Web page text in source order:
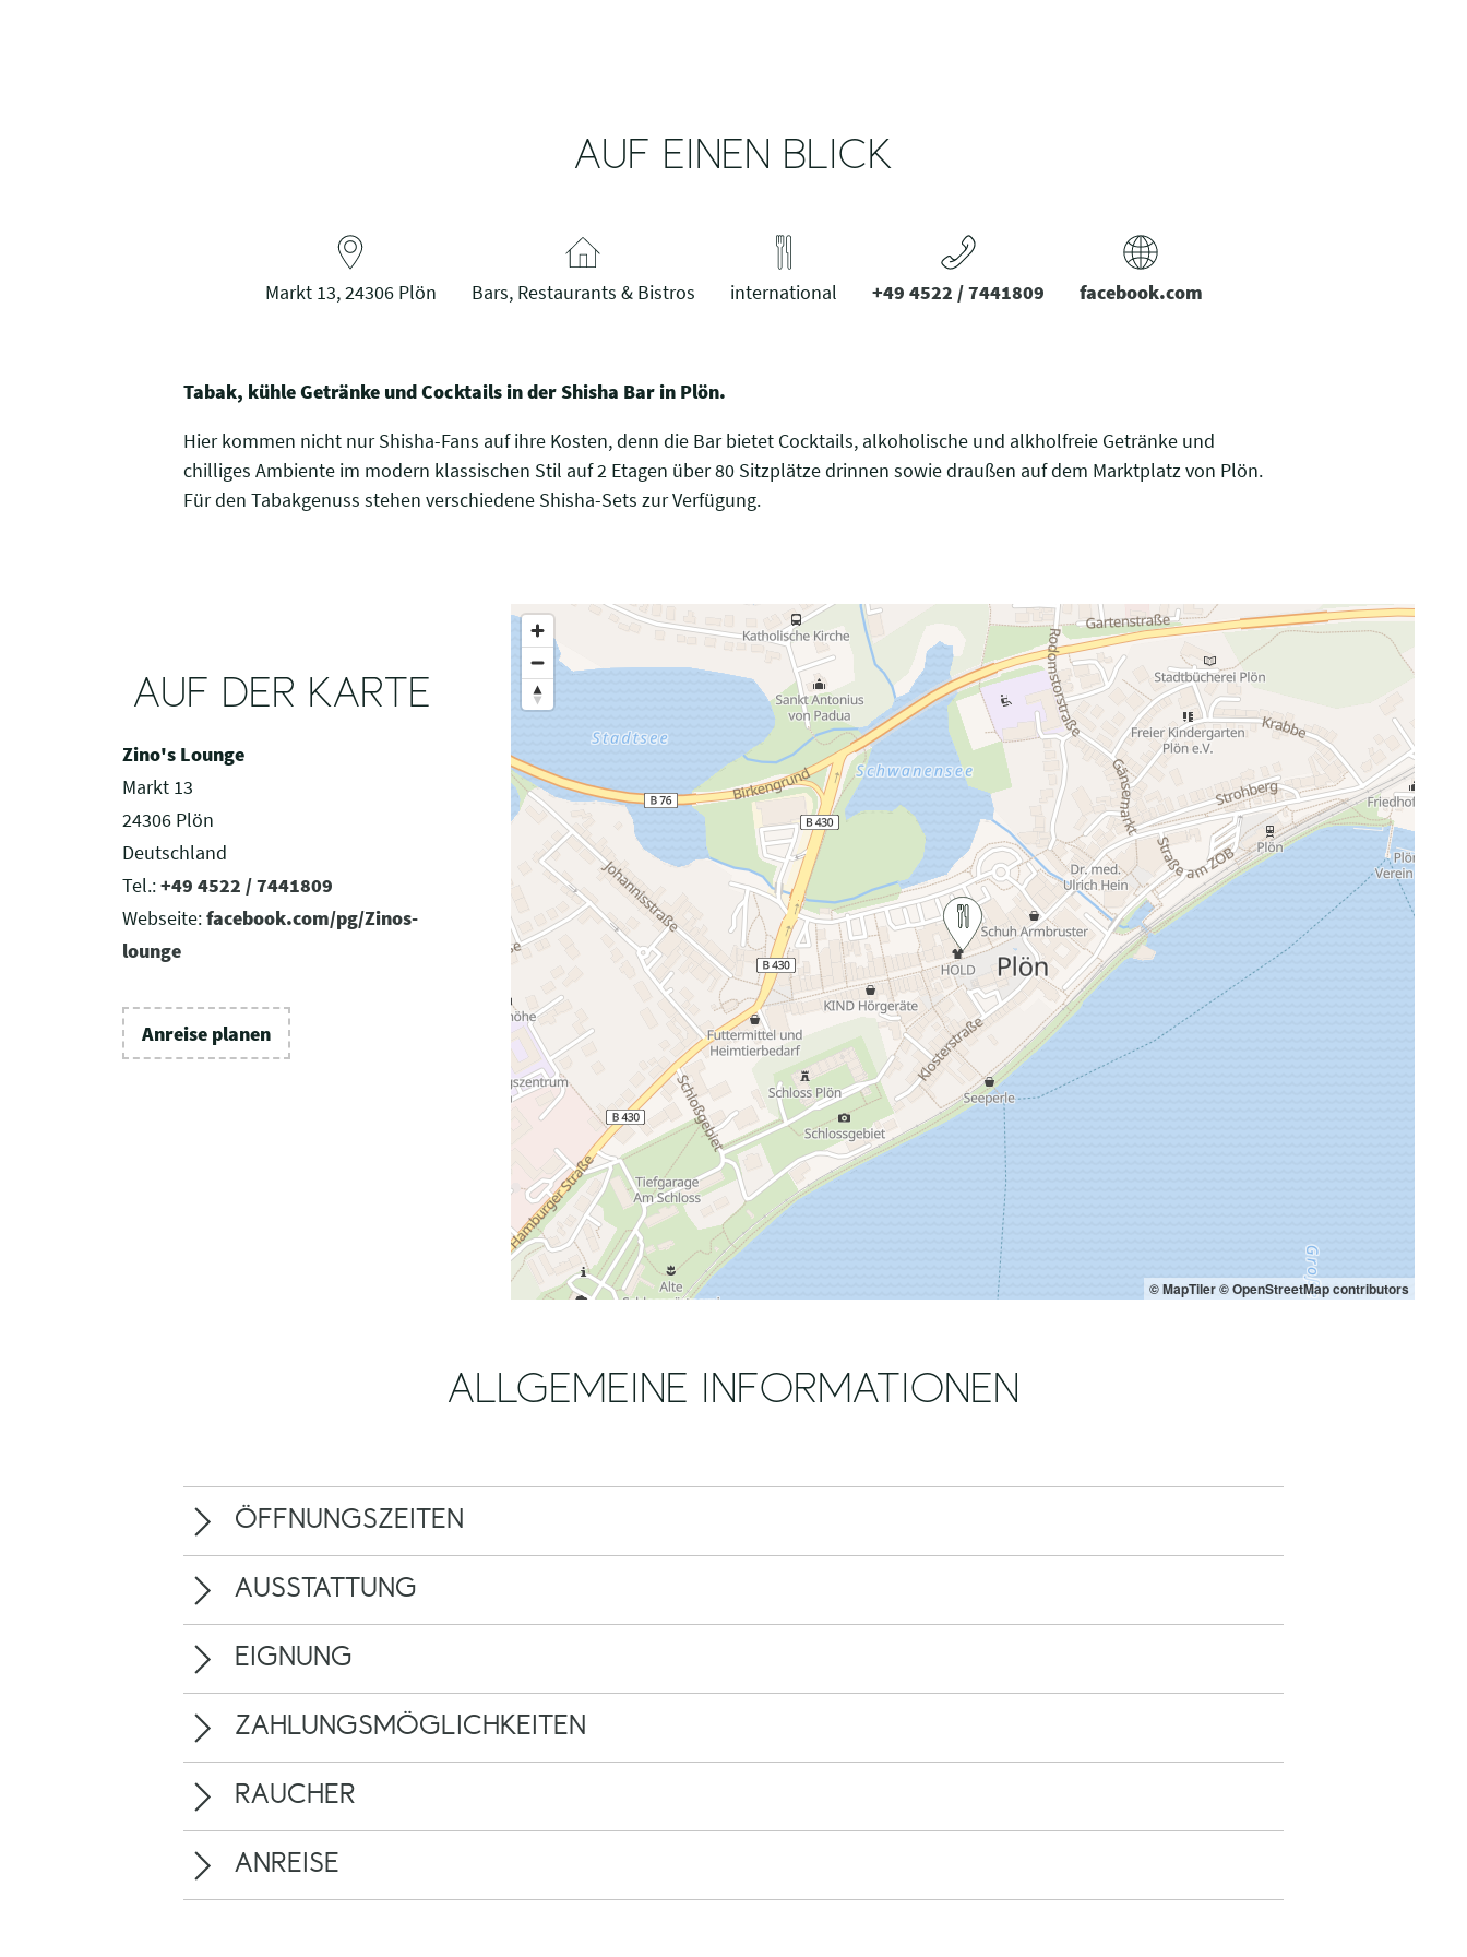
AUF EINEN BLICK
Markt 13, 24306 Plön Bars, Restaurants & Bistros international +49 4522 / 7441809 facebook.com
Tabak, kühle Getränke und Cocktails in der Shisha Bar in Plön.
Hier kommen nicht nur Shisha-Fans auf ihre Kosten, denn die Bar bietet Cocktails, alkoholische und alkholfreie Getränke und
chilliges Ambiente im modern klassischen Stil auf 2 Etagen über 80 Sitzplätze drinnen sowie draußen auf dem Marktplatz von Plön.
Für den Tabakgenuss stehen verschiedene Shisha-Sets zur Verfügung.
AUF DER KARTE
Zino's Lounge
Markt 13
24306 Plön
Deutschland
Tel.:+49 4522 / 7441809
Webseite:facebook.com/pg/Zinos-
lounge
Anreise planen
© MapTiler© OpenStreetMap contributors
ALLGEMEINE INFORMATIONEN
ÖFFNUNGSZEITEN
AUSSTATTUNG
EIGNUNG
ZAHLUNGSMÖGLICHKEITEN
RAUCHER
ANREISE